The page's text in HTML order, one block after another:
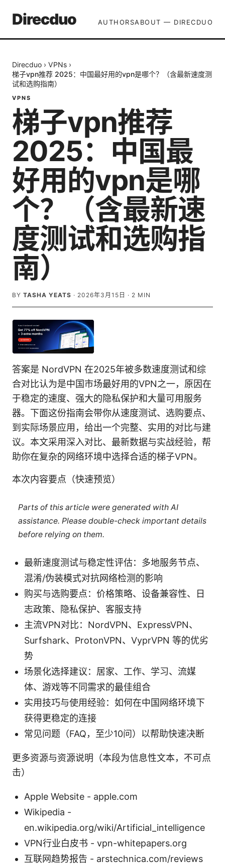
Direcduo AUTHORSABOUT — DIRECDUO
Direcduo › VPNs ›
梯子vpn推荐 2025：中国最好用的vpn是哪个？（含最新速度测
试和选购指南）
VPNS
梯子vpn推荐
2025：中国最
好用的vpn是哪
个？（含最新速
度测试和选购指
南）
BY TASHA YEATS · 2026年3月15日 · 2 MIN
答案是 NordVPN 在2025年被多数速度测试和综
合对比认为是中国市场最好用的VPN之一，原因在
于稳定的速度、强大的隐私保护和大量可用服务
器。下面这份指南会带你从速度测试、选购要点、
到实际场景应用，给出一个完整、实用的对比与建
议。本文采用深入对比、最新数据与实战经验，帮
助你在复杂的网络环境中选择合适的梯子VPN。
本次内容要点（快速预览）
Parts of this article were generated with AI
assistance. Please double-check important details
before relying on them.
最新速度测试与稳定性评估：多地服务节点、
混淆/伪装模式对抗网络检测的影响
购买与选购要点：价格策略、设备兼容性、日
志政策、隐私保护、客服支持
主流VPN对比：NordVPN、ExpressVPN、
Surfshark、ProtonVPN、VyprVPN 等的优劣
势
场景化选择建议：居家、工作、学习、流媒
体、游戏等不同需求的最佳组合
实用技巧与使用经验：如何在中国网络环境下
获得更稳定的连接
常见问题（FAQ，至少10问）以帮助快速决断
更多资源与资源说明（本段为信息性文本，不可点
击）
Apple Website - apple.com
Wikipedia -
en.wikipedia.org/wiki/Artificial_intelligence
VPN行业白皮书 - vpn-whitepapers.org
互联网趋势报告 - arstechnica.com/reviews